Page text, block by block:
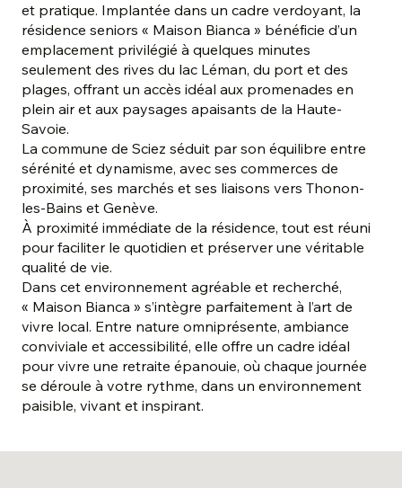
et pratique. Implantée dans un cadre verdoyant, la
résidence seniors « Maison Bianca » bénéficie d’un
emplacement privilégié à quelques minutes
seulement des rives du lac Léman, du port et des
plages, offrant un accès idéal aux promenades en
plein air et aux paysages apaisants de la Haute-
Savoie.
La commune de Sciez séduit par son équilibre entre
sérénité et dynamisme, avec ses commerces de
proximité, ses marchés et ses liaisons vers Thonon-
les-Bains et Genève.
À proximité immédiate de la résidence, tout est réuni
pour faciliter le quotidien et préserver une véritable
qualité de vie.
Dans cet environnement agréable et recherché,
« Maison Bianca » s’intègre parfaitement à l’art de
vivre local. Entre nature omniprésente, ambiance
conviviale et accessibilité, elle offre un cadre idéal
pour vivre une retraite épanouie, où chaque journée
se déroule à votre rythme, dans un environnement
paisible, vivant et inspirant.